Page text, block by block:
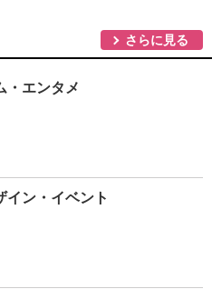
さらに見る
・エンタメ
イン・イベント